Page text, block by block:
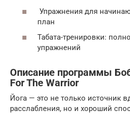
Упражнения для
план
Табата-тренировки:
упражнений
Описание программы
For The Warrior
Йога — это не только источник
расслабления, но и хороший